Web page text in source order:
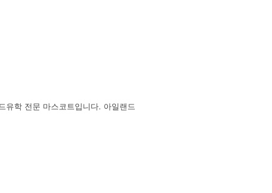
유학 전문 마스코트입니다. 아일랜드